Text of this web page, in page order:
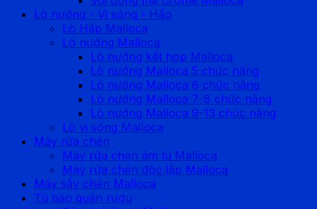
Lò nướng - Vi sóng - Hấp
Lò Hấp Malloca
Lò nướng Malloca
Lò nướng kết hợp Malloca
Lò nướng Malloca 5 chức năng
Lò nướng Malloca 6 chức năng
Lò nướng Malloca 7-8 chức năng
Lò nướng Malloca 9-13 chức năng
Lò vi sóng Malloca
Máy rửa chén
Máy rửa chén âm tủ Malloca
Máy rửa chén độc lập Malloca
Máy sấy chén Malloca
Tủ bảo quản rượu